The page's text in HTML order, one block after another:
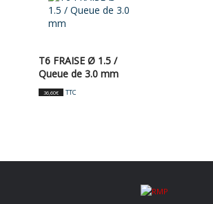
T6 FRAISE Ø 1.5 /
Queue de 3.0 mm
36,60€ TTC